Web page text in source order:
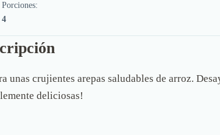
Porciones:
4
unas crujientes arepas saludables de arroz.
deliciosas!